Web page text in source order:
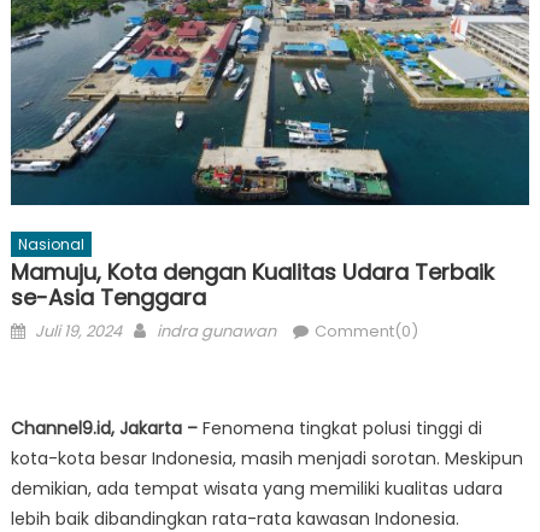
Nasional
Mamuju, Kota dengan Kualitas Udara Terbaik
se-Asia Tenggara
Posted
Juli 19, 2024 Author
indra gunawan Comment(0)
Channel9.id, Jakarta – Fenomena tingkat polusi tinggi di
kota-kota besar Indonesia, masih menjadi sorotan. Meskipun
demikian, ada tempat wisata yang memiliki kualitas udara
lebih baik dibandingkan rata-rata kawasan Indonesia.